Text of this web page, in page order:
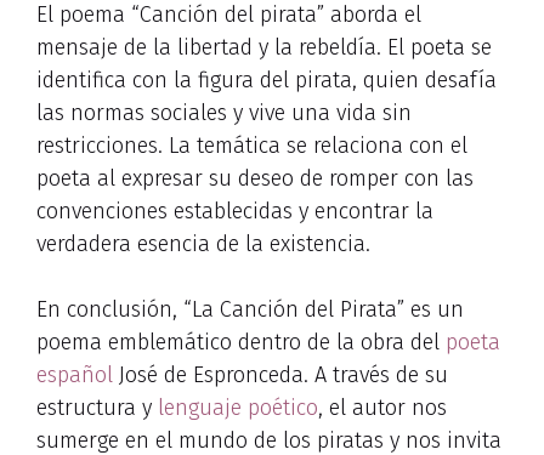
El poema “Canción del pirata” aborda el
mensaje de la libertad y la rebeldía. El poeta se
identifica con la figura del pirata, quien desafía
las normas sociales y vive una vida sin
restricciones. La temática se relaciona con el
poeta al expresar su deseo de romper con las
convenciones establecidas y encontrar la
verdadera esencia de la existencia.
En conclusión, “La Canción del Pirata” es un
poema emblemático dentro de la obra del poeta
español José de Espronceda. A través de su
estructura y lenguaje poético, el autor nos
sumerge en el mundo de los piratas y nos invita